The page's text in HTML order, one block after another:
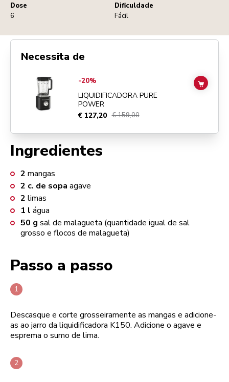
Dose
6
Dificuldade
Fácil
Ingredientes
2 mangas
2 c. de sopa agave
2 limas
1 l água
50 g sal de malagueta (quantidade igual de sal
grosso e flocos de malagueta)
Passo a passo
Descasque e corte grosseiramente as mangas e adicione-
as ao jarro da liquidificadora K150. Adicione o agave e
esprema o sumo de lima.
Necessita de
Go toLiquidificadora Pure Power
-20%
LIQUIDIFICADORA PURE
POWER
€ 127,20 € 159,00
ADD